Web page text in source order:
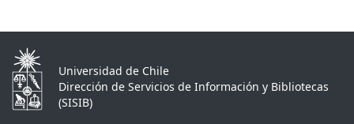
Universidad de Chile
Dirección de Servicios de Información y Bibliotecas
(SISIB)